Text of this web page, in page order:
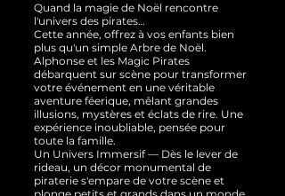
Quand la magie de Noël rencontre
l'univers des pirates…
Cette année, offrez à vos enfants bien
plus qu'un simple Arbre de Noël.
Alphonse et les Magic Pirates
débarquent sur scène pour transformer
votre événement en une véritable
aventure féerique, mêlant grandes
illusions, mystères et éclats de rire. Une
expérience inoubliable, pensée pour
toute la famille.
Un Univers Immersif — Dès le lever de
rideau, un décor monumental de
piraterie s'empare de votre scène et